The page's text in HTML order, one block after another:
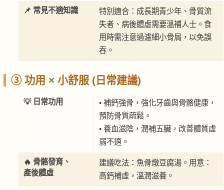
📌 常見不適知識
特別適合：成長期青少年、骨質流
失者、病後體虛需要溫補人士。食
用時需注意過濾細小骨屑，以免誤
吞。
③ 功用 × 小舒服 (日常建議)
💡 日常功用
• 補鈣強骨，強化牙齒與骨骼健康，
預防骨質疏鬆。
• 養血滋陰，潤補五臟，改善體質虛
弱不適。
🔥 骨骼發育、
產後體虛
建議吃法：魚骨燉豆腐湯。用意：
高鈣補虛，溫潤滋養。